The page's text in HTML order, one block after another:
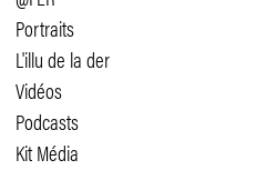
Portraits
L'illu de la der
Vidéos
Podcasts
Kit Média